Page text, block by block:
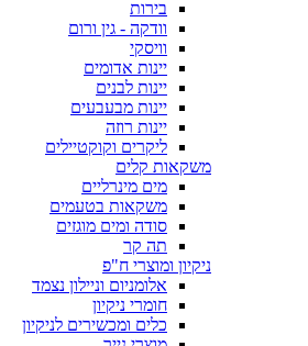
בירות
וודקה - גין ורום
וויסקי
יינות אדומים
יינות לבנים
יינות מבעבעים
יינות רוזה
ליקרים וקוקטיילים
משקאות קלים
מים מינרליים
משקאות בטעמים
סודה ומים מוגזים
תה קר
ניקיון ומוצרי ח"פ
אלומניום וניילון נצמד
חומרי ניקיון
כלים ומכשירים לניקיון